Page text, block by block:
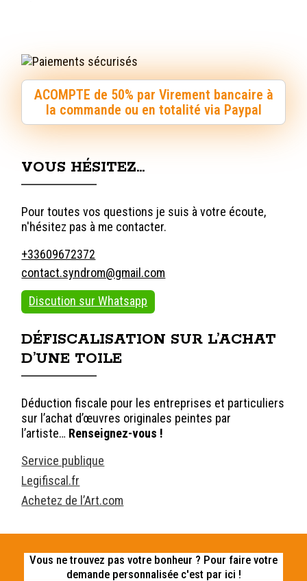
ACOMPTE de 50% par Virement bancaire à
la commande ou en totalité via Paypal
VOUS HÉSITEZ…
Pour toutes vos questions je suis à votre écoute,
n'hésitez pas à me contacter.
+33609672372
contact.syndrom@gmail.com
Discution sur Whatsapp
DÉFISCALISATION SUR L’ACHAT
D’UNE TOILE
Déduction fiscale pour les entreprises et particuliers
sur l’achat d’œuvres originales peintes par
l’artiste… Renseignez-vous !
Service publique
Legifiscal.fr
Achetez de l’Art.com
Vous ne trouvez pas votre bonheur ? Pour faire votre
demande personnalisée c'est par ici !